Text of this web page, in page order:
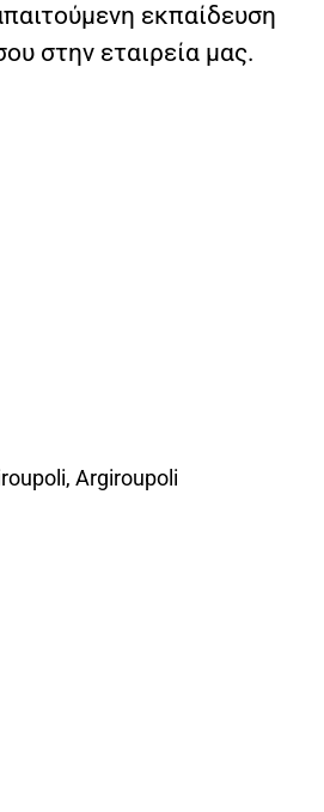
εκπαίδευση
στην εταιρεία μας.
Argiroupoli